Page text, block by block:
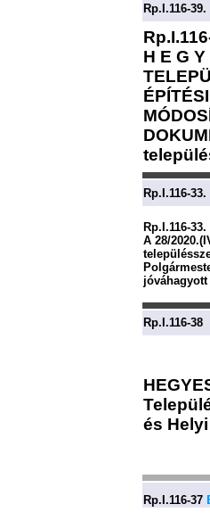
Rp.I.116-39.
H E G
Rp.I.116-33.
Rp.I.116-
A 28/
Rp.I.116-38
és
Rp.I.116-37